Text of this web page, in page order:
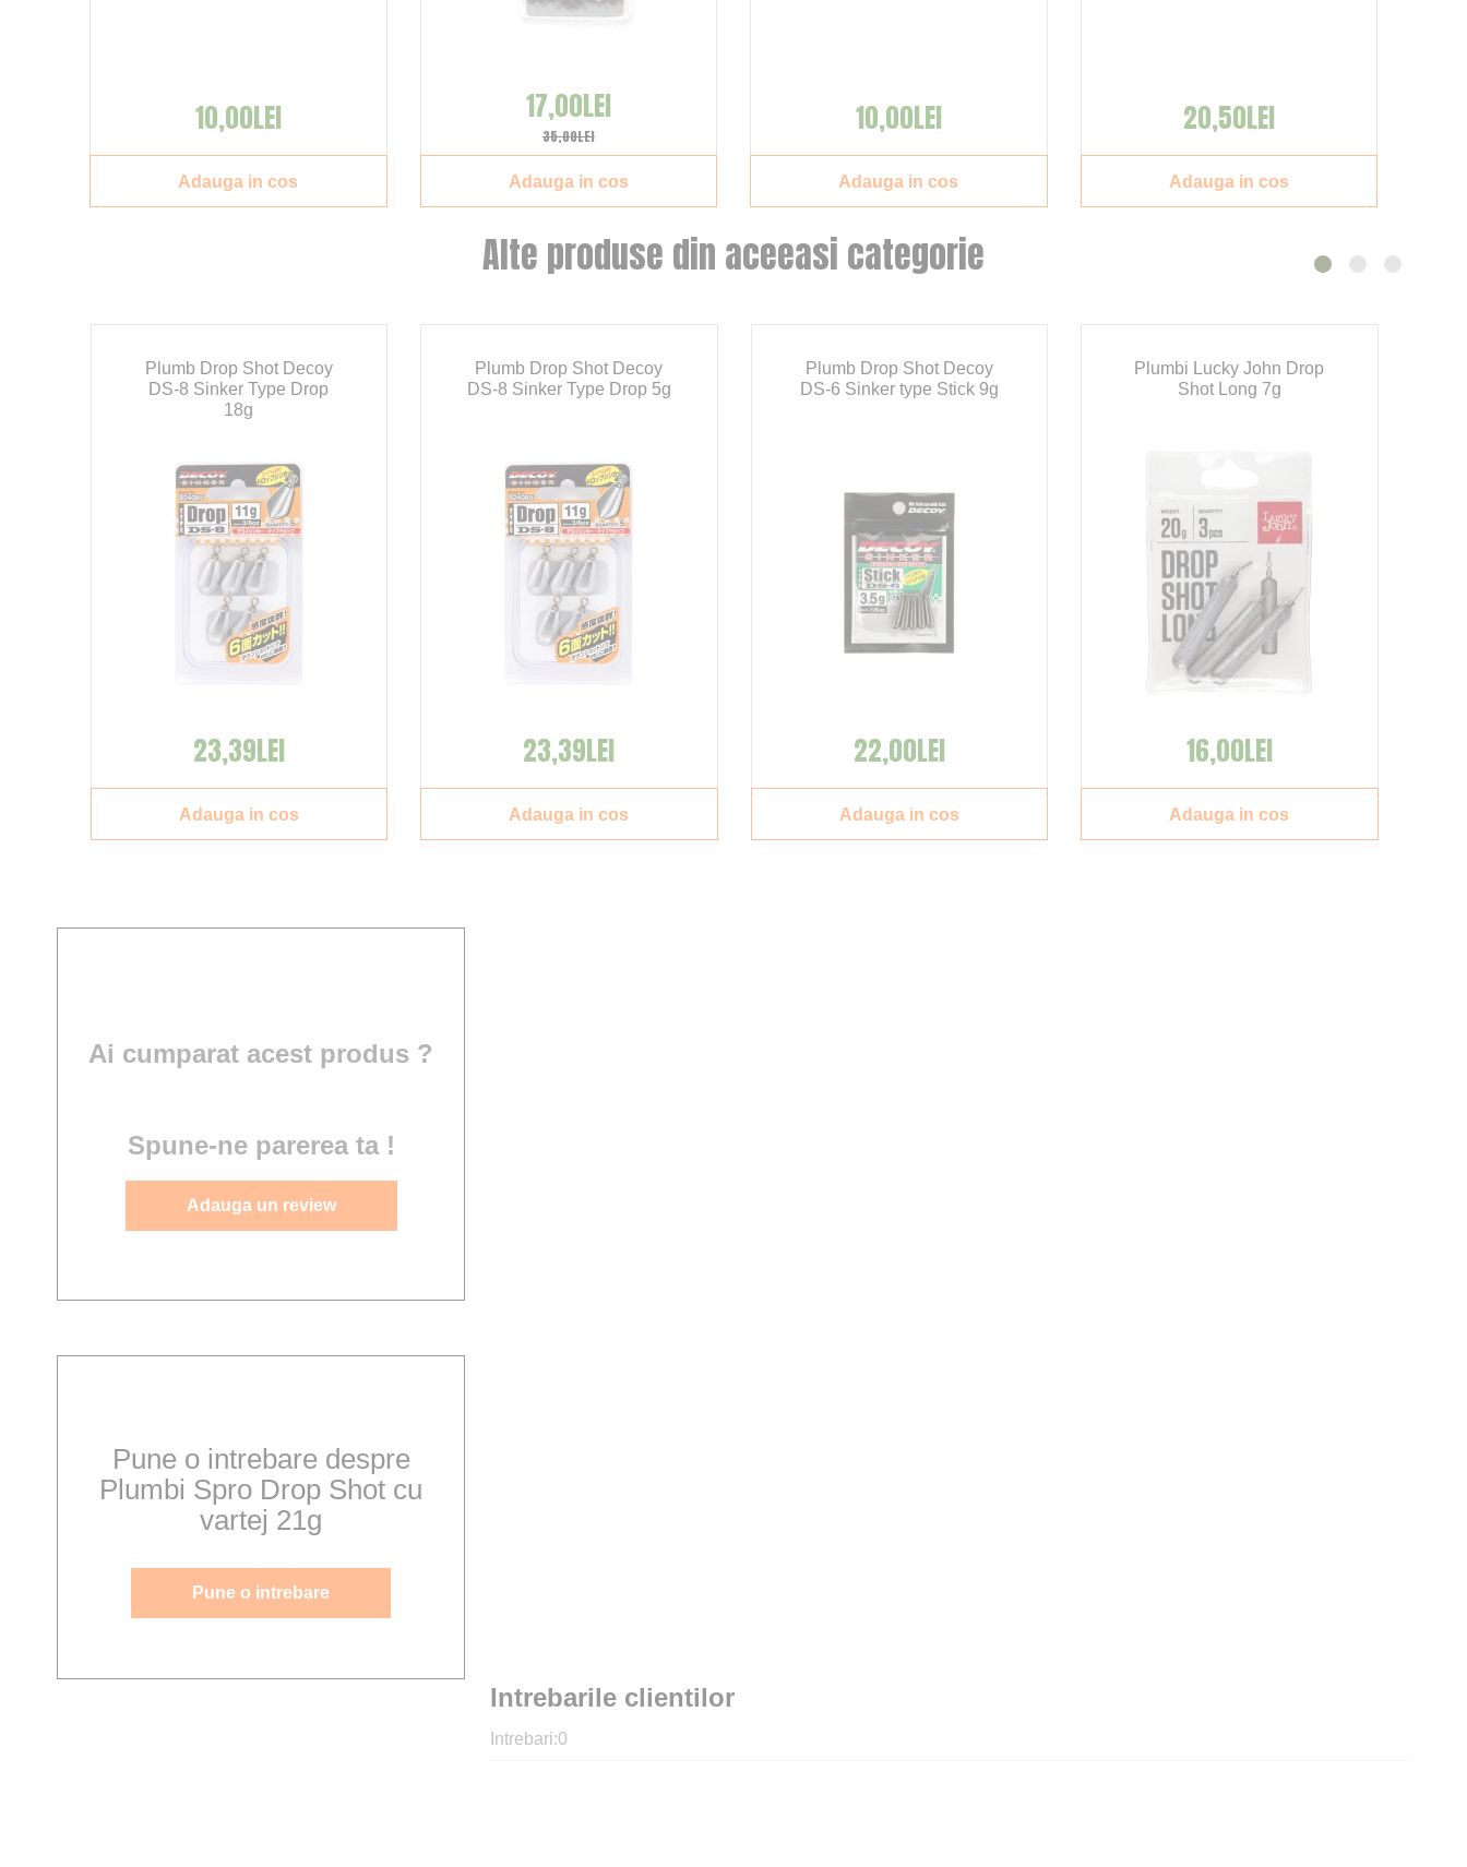
Ai cumparat acest produs ?
Spune-ne parerea ta !
Adauga un review
Intrebarile clientilor
Intrebari:0
Pune o intrebare despre
Plumbi Spro Drop Shot cu
vartej 21g
Pune o intrebare
Alte produse din aceeasi categorie
Plumb Drop Shot Decoy
DS-8 Sinker Type Drop
18g
23,39LEI
Adauga in cos
Plumb Drop Shot Decoy
DS-8 Sinker Type Drop 5g
23,39LEI
Adauga in cos
Plumb Drop Shot Decoy
DS-6 Sinker type Stick 9g
22,00LEI
Adauga in cos
Plumbi Lucky John Drop
Shot Long 7g
16,00LEI
Adauga in cos
10,00LEI
Adauga in cos
35,00LEI
17,00LEI
Adauga in cos
10,00LEI
Adauga in cos
20,50LEI
Adauga in cos